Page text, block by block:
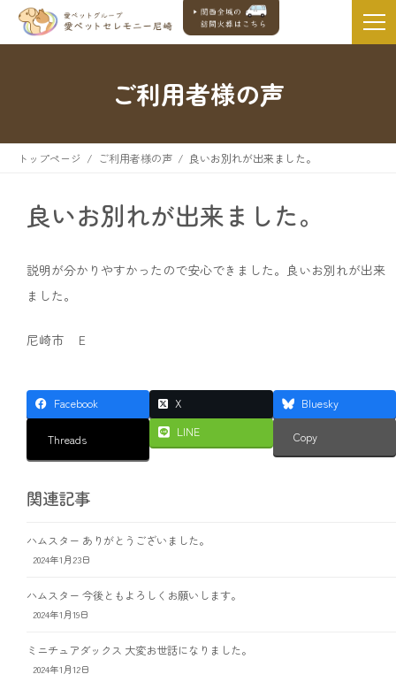
ご利用者様の声
トップページ ご利用者様の声 良いお別れが出来ました。
良いお別れが出来ました。
説明が分かりやすかったので安心できました。良いお別れが出来
ました。
尼崎市 Ｅ
Facebook X Bluesky
Threads LINE Copy
関連記事
ハムスター ありがとうございました。
2024年1月23日
ハムスター 今後ともよろしくお願いします。
2024年1月19日
ミニチュアダックス 大変お世話になりました。
2024年1月12日